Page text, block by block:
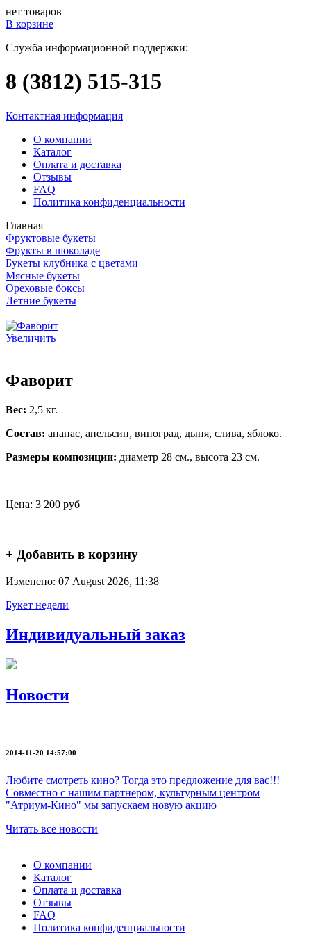
нет товаров
В корзине
Служба информационной поддержки:
8 (3812) 515-315
Контактная информация
О компании
Каталог
Оплата и доставка
Отзывы
FAQ
Политика конфиденциальности
Главная
Фруктовые букеты
Фрукты в шоколаде
Букеты клубника с цветами
Мясные букеты
Ореховые боксы
Летние букеты
Увеличить
Фаворит
Вес: 2,5 кг.
Состав: ананас, апельсин, виноград, дыня, слива, яблоко.
Размеры композиции: диаметр 28 см., высота 23 см.
Цена: 3 200 руб
+ Добавить в корзину
Изменено: 07 August 2026, 11:38
Букет недели
Индивидуальный заказ
Новости
2014-11-20 14:57:00
Любите смотреть кино? Тогда это предложение для вас!!!
Совместно с нашим партнером, культурным центром
"Атриум-Кино" мы запускаем новую акцию
Читать все новости
О компании
Каталог
Оплата и доставка
Отзывы
FAQ
Политика конфиденциальности